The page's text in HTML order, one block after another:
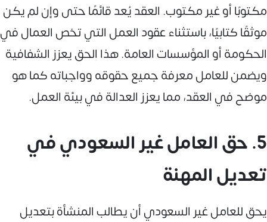
مكتوبًا أو غير مكتوب. العقد يُعد قائمًا حتى وإن لم يكن
موثقًا كتابيًا، باستثناء عقود العمل التي تخص العمال في
الحكومة أو المؤسسات العامة. هذا الحق يعزز الشفافية
ويضمن للعامل معرفة جميع حقوقه وواجباته كما هو
موضح في العقد، مما يعزز العدالة في بيئة العمل.
5. حق العامل غير السعودي في
تعديل المهنة
يحق للعامل غير السعودي أن يطالب المنشأة بتعديل